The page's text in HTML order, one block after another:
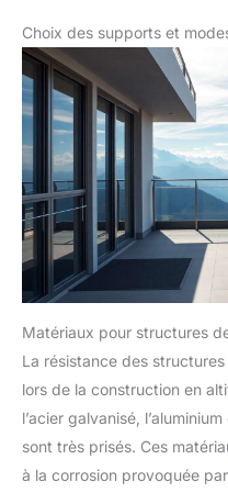
Choix des supports et
Matériaux pour structures
La résistance des
lors de la construction en
l’acier galvanisé,
sont très prisés. Ces
à la corrosion provoquée